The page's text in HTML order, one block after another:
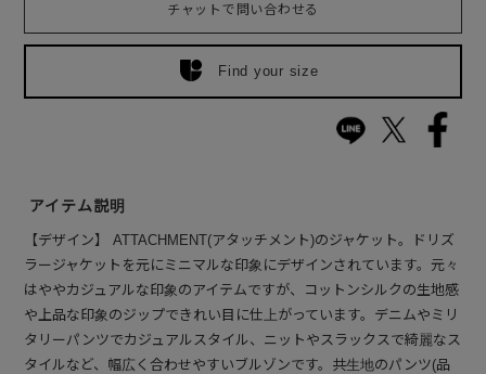
チャットで問い合わせる
Find your size
アイテム説明
【デザイン】 ATTACHMENT(アタッチメント)のジャケット。ドリズ
ラージャケットを元にミニマルな印象にデザインされています。元々
はややカジュアルな印象のアイテムですが、コットンシルクの生地感
や上品な印象のジップできれい目に仕上がっています。デニムやミリ
タリーパンツでカジュアルスタイル、ニットやスラックスで綺麗なス
タイルなど、幅広く合わせやすいブルゾンです。共生地のパンツ(品